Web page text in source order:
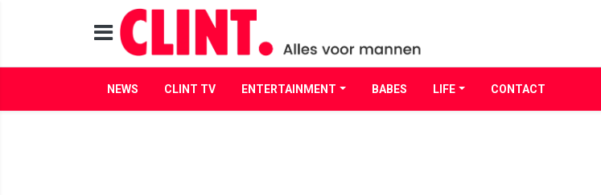
NEWS CLINT TV ENTERTAINMENT BABES LIFE CONTACT